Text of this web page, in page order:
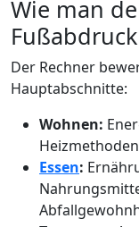
Wie man
Der Rechner
Hauptabschnitte:
Wohnen:
Essen: